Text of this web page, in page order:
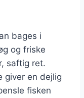
bages i
og friske
saftig ret.
giver en dejlig
fisken